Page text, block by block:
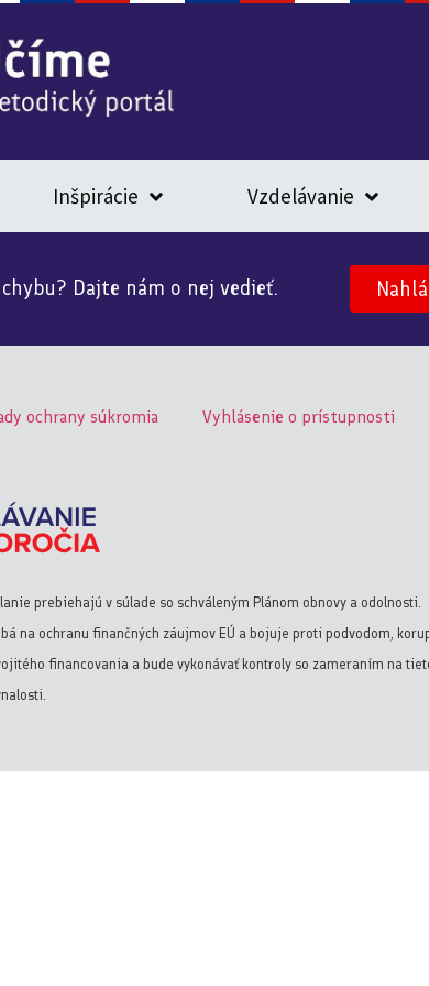
Inšpirácie Vzdelávanie
Dajte nám o nej vedieť.
ochrany súkromia Vyhlásenie o prístupnosti
prebiehajú v súlade so schváleným Plánom obnovy a odolnosti.
na ochranu finančných záujmov EÚ a bojuje proti podvodom,
financovania a bude vykonávať kontroly so zameraním na